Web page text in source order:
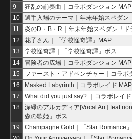
9
狂乱の前奏曲｜コラボダンジョン MAP
10
選手入場のテーマ｜年末年始スペダ
11
炎のD・B・R｜年末年始スペダン「
12
花子さん｜「学校怪奇譚」MAP
13
学校怪奇譚｜「学校怪奇譚」ボス
14
冒険者の広場｜コラボダンジョン MAP
15
ファースト・アドベンチャー｜コラボ
16
Masked Labyrinth｜コラボレイド MAP
17
What did you just say? ｜コラボレイ
18
深緑のアルカディア[Vocal Arr.]
森の歌姫」ボス
19
Champagne Gold｜「Star Romance